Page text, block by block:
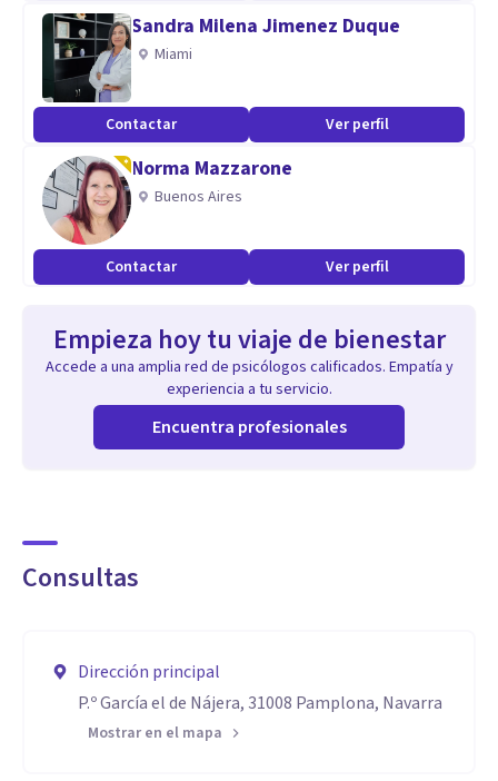
Especialidad
Psicología Infanto-Juvenil
Sandra Milena Jimenez Duque
Miami
Contactar Ver perfil
Norma Mazzarone
Buenos Aires
Contactar Ver perfil
Empieza hoy tu viaje de bienestar
Accede a una amplia red de psicólogos calificados. Empatía y
experiencia a tu servicio.
Encuentra profesionales
Consultas
Dirección principal
P.º García el de Nájera, 31008 Pamplona, Navarra
Mostrar en el mapa